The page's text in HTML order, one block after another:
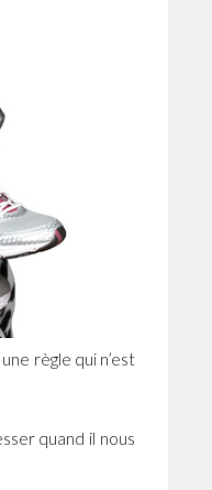
règle qui n’est
quand il nous